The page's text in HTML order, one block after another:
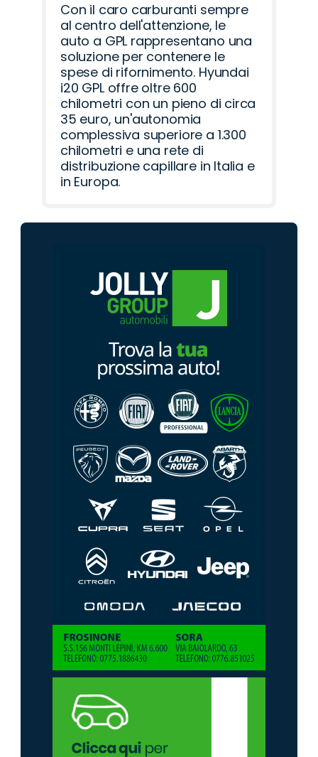
Con il caro carburanti sempre
al centro dell'attenzione, le
auto a GPL rappresentano una
soluzione per contenere le
spese di rifornimento. Hyundai
i20 GPL offre oltre 600
chilometri con un pieno di circa
35 euro, un'autonomia
complessiva superiore a 1.300
chilometri e una rete di
distribuzione capillare in Italia e
in Europa.